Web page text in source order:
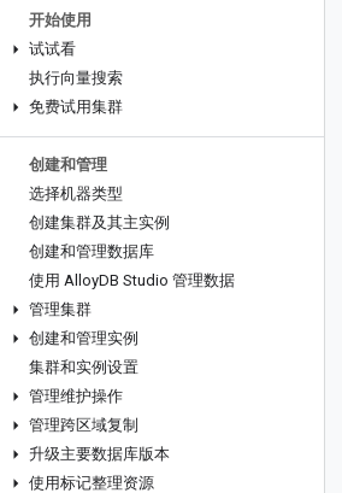
开始使用
试试看
执行向量搜索
免费试用集群
创建和管理
选择机器类型
创建集群及其主实例
创建和管理数据库
使用 AlloyDB Studio 管理数据
管理集群
创建和管理实例
集群和实例设置
管理维护操作
管理跨区域复制
升级主要数据库版本
使用标记整理资源